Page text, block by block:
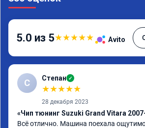
5.0 из 5★★★★★ Avito
С Степан ✓
★★★★★
28 декабря 2023
«Чип тюнинг Suzuki Grand Vitara
Всё отлично. Машина поехала